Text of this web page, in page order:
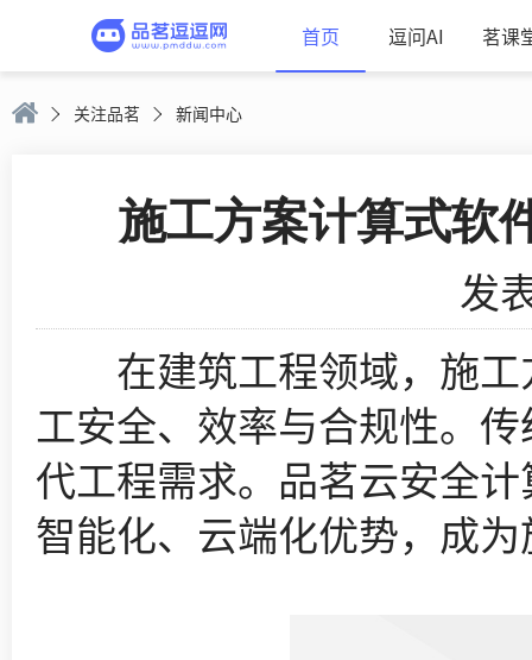
首页 逗问AI 茗课
关注品茗 新闻中心
施工方案计算式软
发
在建筑工程领域，施工
工安全、效率与合规性。
代工程需求。品茗云安全
智能化、云端化优势，成